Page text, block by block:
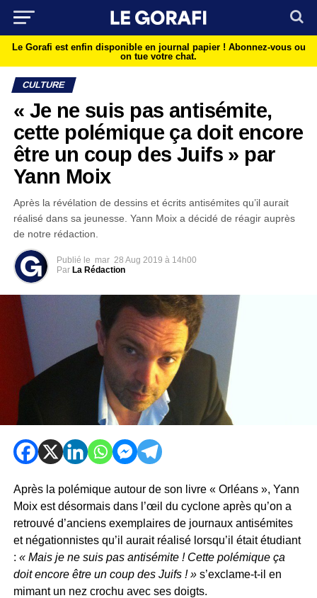
Le Gorafi est enfin disponible en journal papier ! Abonnez-vous ou
on tue votre chat.
CULTURE
« Je ne suis pas antisémite,
cette polémique ça doit encore
être un coup des Juifs » par
Yann Moix
Après la révélation de dessins et écrits antisémites qu’il aurait
réalisé dans sa jeunesse. Yann Moix a décidé de réagir auprès
de notre rédaction.
Publié le mar 28 Aug 2019 à 14h00
Par La Rédaction
Après la polémique autour de son livre « Orléans », Yann
Moix est désormais dans l’œil du cyclone après qu’on a
retrouvé d’anciens exemplaires de journaux antisémites
et négationnistes qu’il aurait réalisé lorsqu’il était étudiant
: « Mais je ne suis pas antisémite ! Cette polémique ça
doit encore être un coup des Juifs ! »s’exclame-t-il en
mimant un nez crochu avec ses doigts.